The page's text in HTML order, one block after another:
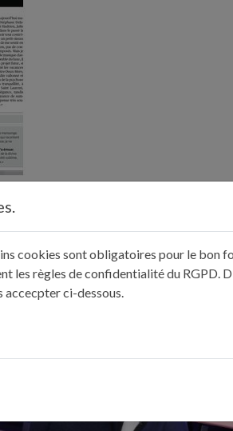
2014
PUBLICATIONS :
cookies sont obligatoires pour le bon
les règles de confidentialité du RGPD.
accecpter ci-dessous.